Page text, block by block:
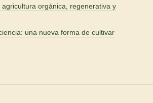
orgánica, regenerativa y
una nueva forma de cultivar